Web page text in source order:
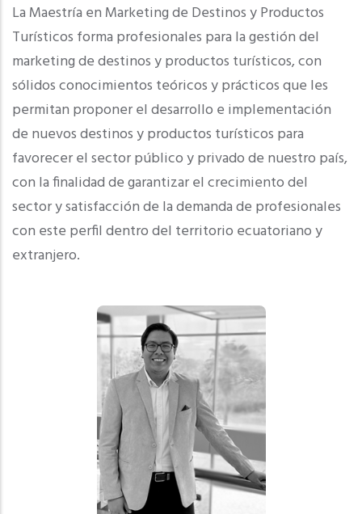
La Maestría en Marketing de Destinos y Productos
Turísticos forma profesionales para la gestión del
marketing de destinos y productos turísticos, con
sólidos conocimientos teóricos y prácticos que les
permitan proponer el desarrollo e implementación
de nuevos destinos y productos turísticos para
favorecer el sector público y privado de nuestro país,
con la finalidad de garantizar el crecimiento del
sector y satisfacción de la demanda de profesionales
con este perfil dentro del territorio ecuatoriano y
extranjero.